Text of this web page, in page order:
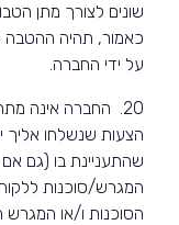
שונים לצורך מתן
כאמור, תהיה ההטבה
על ידי החברה.
20. החברה אינה
הצעות שנשלחו אליך
שהתעניינת בו (גם
המגרש/סוכנות
הסוכנות ו/או המגרש